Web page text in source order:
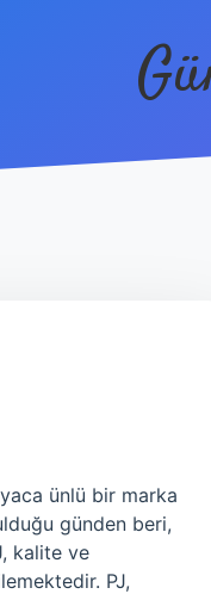
ünlü bir marka
günden beri,
kalite ve
PJ,